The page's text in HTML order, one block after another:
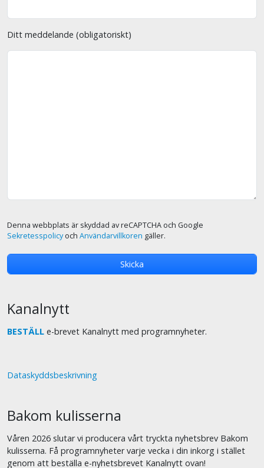
Ditt meddelande (obligatoriskt)
Denna webbplats är skyddad av reCAPTCHA och Google
Sekretesspolicyoch Användarvillkoren gäller.
Kanalnytt
BESTÄLL e-brevet Kanalnytt med programnyheter.
Dataskyddsbeskrivning
Bakom kulisserna
Våren 2026 slutar vi producera vårt tryckta nyhetsbrev Bakom
kulisserna. Få programnyheter varje vecka i din inkorg i stället
genom att beställa e-nyhetsbrevet Kanalnytt ovan!